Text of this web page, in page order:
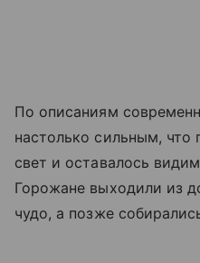
По описаниям
настолько сильным, что
свет и оставалось
Горожане выходили из
чудо, а позже